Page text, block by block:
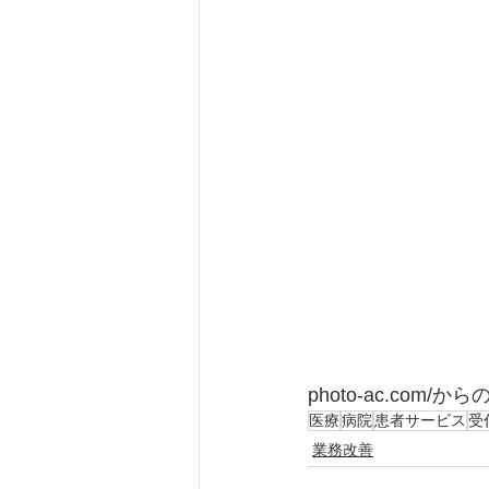
photo-ac.com/から
医療病院患者サービス 受
業務改善